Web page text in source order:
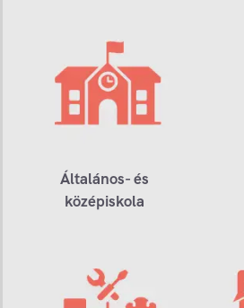
Általános- és
középiskola